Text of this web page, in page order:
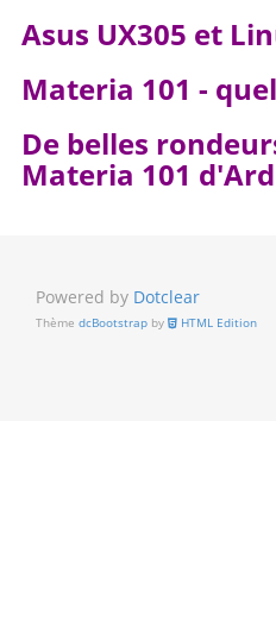
Asus UX305 et
Materia 101 -
De belles
Materia 101
Powered by Dotclear
Thème dcBootstrap by HTML Edition